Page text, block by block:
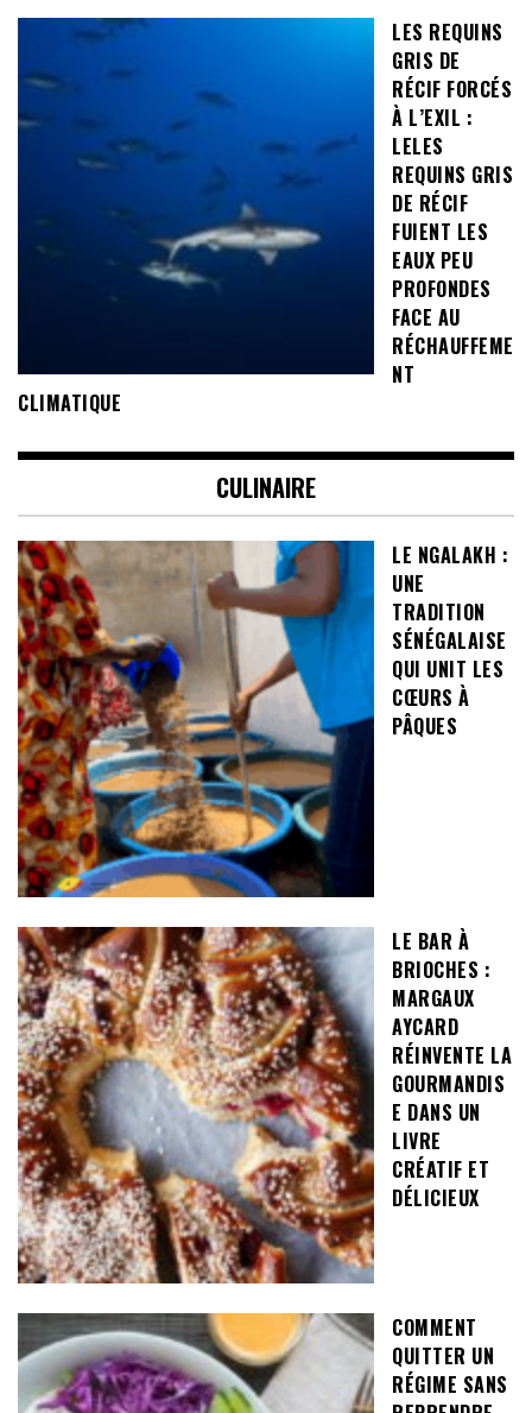
LES REQUINS
GRIS DE
RÉCIF FORCÉS
À L’EXIL :
LELES
REQUINS GRIS
DE RÉCIF
FUIENT LES
EAUX PEU
PROFONDES
FACE AU
RÉCHAUFFEME
NT
CLIMATIQUE
CULINAIRE
LE NGALAKH :
UNE
TRADITION
SÉNÉGALAISE
QUI UNIT LES
CŒURS À
PÂQUES
LE BAR À
BRIOCHES :
MARGAUX
AYCARD
RÉINVENTE LA
GOURMANDIS
E DANS UN
LIVRE
CRÉATIF ET
DÉLICIEUX
COMMENT
QUITTER UN
RÉGIME SANS